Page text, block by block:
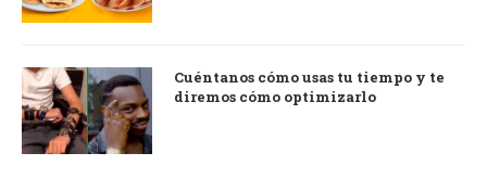
Cuéntanos cómo usas tu tiempo y te
diremos cómo optimizarlo